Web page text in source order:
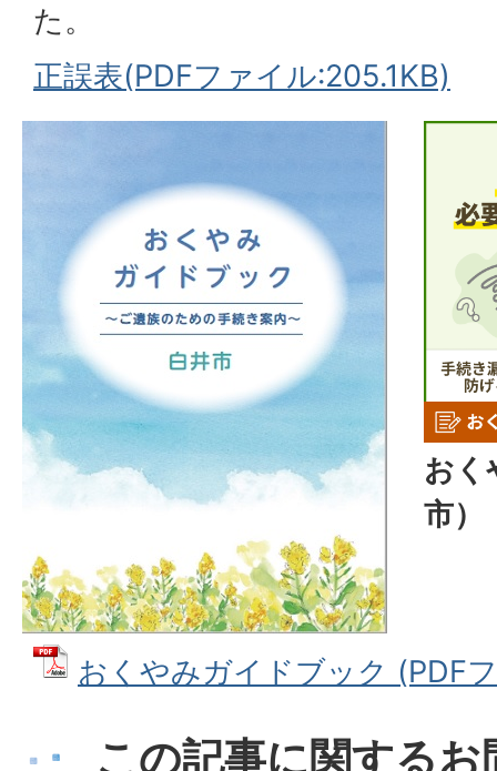
た。
正誤表(PDFファイル:205.1KB)
おく
市）
おくやみガイドブック (PDF
この記事に関する